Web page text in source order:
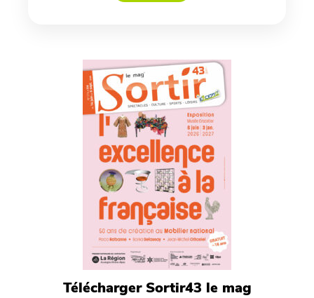
Télécharger Sortir43 le mag